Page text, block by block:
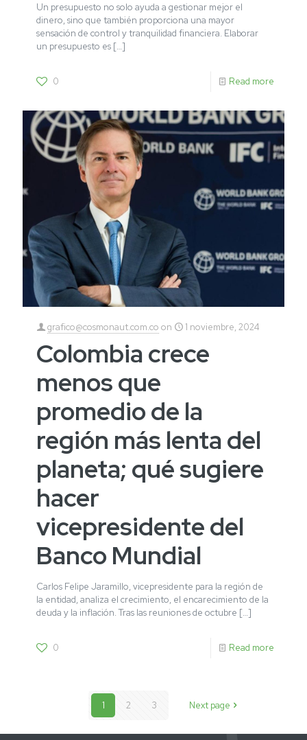
Un presupuesto no solo ayuda a gestionar mejor el
dinero, sino que también proporciona una mayor
sensación de control y tranquilidad financiera. Elaborar
un presupuesto es […]
0 Read more
grafico@cosmonaut.com.co on 1 noviembre, 2024
Colombia crece
menos que
promedio de la
región más lenta del
planeta; qué sugiere
hacer
vicepresidente del
Banco Mundial
Carlos Felipe Jaramillo, vicepresidente para la región de
la entidad, analiza el crecimiento, el encarecimiento de la
deuda y la inflación. Tras las reuniones de octubre […]
0 Read more
1 2 3 Next page